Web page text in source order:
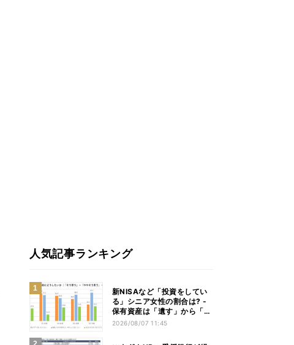
人気記事ランキング
新NISAなど「投資をしてい
る」シニア女性の割合は? -
保有資産は「遺す」から「使
い切る」へ価値観がシフトか
2026/08/07 11:45